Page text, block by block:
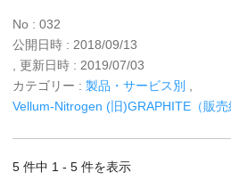
No : 032
公開日時 : 2018/09/13
, 更新日時 : 2019/07/03
カテゴリー : 製品・サービス別
Vellum-Nitrogen (旧)GRAPHITE（販売
5 件中 1 - 5 件を表示